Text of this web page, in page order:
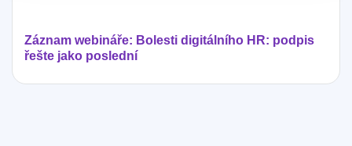
Záznam webináře: Bolesti digitálního HR: podpis
řešte jako poslední